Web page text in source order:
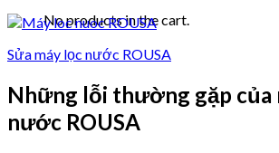
No products in the cart.
Sửa máy lọc nước ROUSA
Những lỗi thường gặp của
nước ROUSA